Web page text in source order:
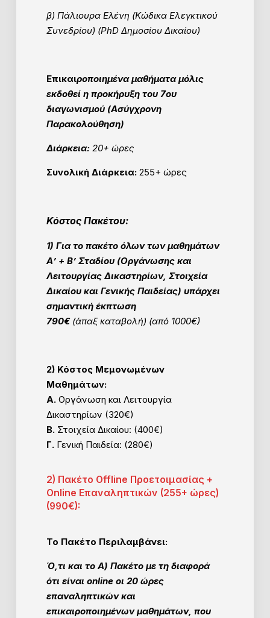
β) Πάλιουρα Ελένη (Κώδικα Ελεγκτικού
Συνεδρίου) (PhD Δημοσίου Δικαίου)
Επικαιροποιημένα μαθήματα μόλις
εκδοθεί η προκήρυξη του 7ου
διαγωνισμού (Ασύγχρονη
Παρακολούθηση)
Διάρκεια: 20+ ώρες
Συνολική Διάρκεια:255+ ώρες
Κόστος Πακέτου:
1) Για το πακέτο όλων των μαθημάτων
Α’ + Β’ Σταδίου (Οργάνωσης και
Λειτουργίας Δικαστηρίων, Στοιχεία
Δικαίου και Γενικής Παιδείας) υπάρχει
σημαντική έκπτωση
790€(άπαξ καταβολή) (από 1000€)
2) Κόστος Μεμονωμένων
Μαθημάτων:
Α. Οργάνωση και Λειτουργία
Δικαστηρίων (320€)
Β.Στοιχεία Δικαίου: (400€)
Γ. Γενική Παιδεία: (280€)
2) Πακέτο Offline Προετοιμασίας +
Online Επαναληπτικών (255+ ώρες)
(990€):
Το Πακέτο Περιλαμβάνει:
Ό,τι και το Α) Πακέτο με τη διαφορά
ότι είναι online οι 20 ώρες
επαναληπτικών και
επικαιροποιημένων μαθημάτων, που